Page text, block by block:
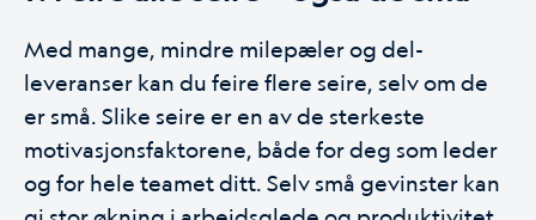
Med mange, mindre milepæler og del-
leveranser kan du feire flere seire, selv om de
er små. Slike seire er en av de sterkeste
motivasjonsfaktorene, både for deg som leder
og for hele teamet ditt. Selv små gevinster kan